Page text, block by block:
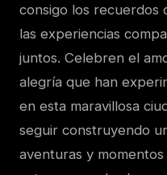
consigo los recuerdos
las experiencias
juntos. Celebren el
alegría que han
en esta maravillosa
seguir construyendo
aventuras y